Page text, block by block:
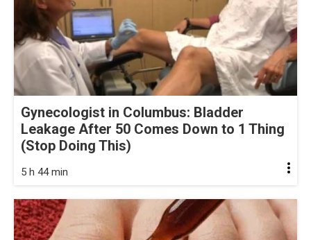
Gynecologist in Columbus: Bladder
Leakage After 50 Comes Down to 1 Thing
(Stop Doing This)
5 h 44 min